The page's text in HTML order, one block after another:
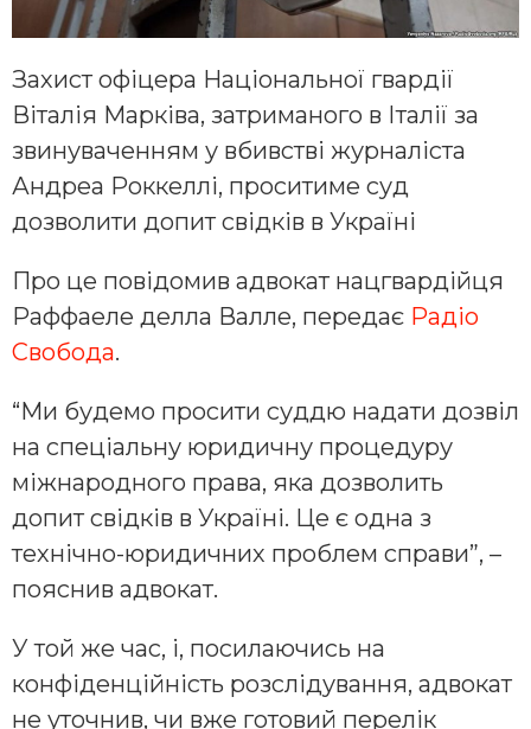
Захист офіцера Національної гвардії
Віталія Марківа, затриманого в Італії за
звинуваченням у вбивстві журналіста
Андреа Роккеллі, проситиме суд
дозволити допит свідків в Україні
Про це повідомив адвокат нацгвардійця
Раффаеле делла Валле, передає Радіо
Свобода.
“Ми будемо просити суддю надати дозвіл
на спеціальну юридичну процедуру
міжнародного права, яка дозволить
допит свідків в Україні. Це є одна з
технічно-юридичних проблем справи”, –
пояснив адвокат.
У той же час, і, посилаючись на
конфіденційність розслідування, адвокат
не уточнив, чи вже готовий перелік